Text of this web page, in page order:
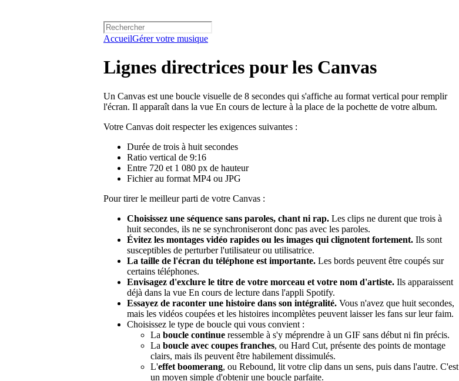
AccueilGérer votre musique
Lignes directrices pour les Canvas
Un Canvas est une boucle visuelle de 8 secondes qui s'affiche au format vertical pour remplir
l'écran. Il apparaît dans la vue En cours de lecture à la place de la pochette de votre album.
Votre Canvas doit respecter les exigences suivantes :
Durée de trois à huit secondes
Ratio vertical de 9:16
Entre 720 et 1 080 px de hauteur
Fichier au format MP4 ou JPG
Pour tirer le meilleur parti de votre Canvas :
Choisissez une séquence sans paroles, chant ni rap. Les clips ne durent que trois à
huit secondes, ils ne se synchroniseront donc pas avec les paroles.
Évitez les montages vidéo rapides ou les images qui clignotent fortement. Ils sont
susceptibles de perturber l'utilisateur ou utilisatrice.
La taille de l'écran du téléphone est importante. Les bords peuvent être coupés sur
certains téléphones.
Envisagez d'exclure le titre de votre morceau et votre nom d'artiste. Ils apparaissent
déjà dans la vue En cours de lecture dans l'appli Spotify.
Essayez de raconter une histoire dans son intégralité. Vous n'avez que huit secondes,
mais les vidéos coupées et les histoires incomplètes peuvent laisser les fans sur leur faim.
Choisissez le type de boucle qui vous convient :
La boucle continue ressemble à s'y méprendre à un GIF sans début ni fin précis.
La boucle avec coupes franches, ou Hard Cut, présente des points de montage
clairs, mais ils peuvent être habilement dissimulés.
L'effet boomerang, ou Rebound, lit votre clip dans un sens, puis dans l'autre. C'est
un moyen simple d'obtenir une boucle parfaite.